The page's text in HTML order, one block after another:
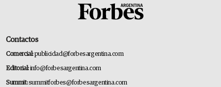
Contactos
Comercial:publicidad@forbesargentina.com
Editorial:info@forbesargentina.com
Summit:summitforbes@forbesargentina.com